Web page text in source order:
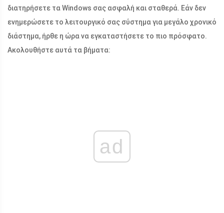
διατηρήσετε τα Windows σας ασφαλή και σταθερά. Εάν δεν
ενημερώσετε το λειτουργικό σας σύστημα για μεγάλο χρονικό
διάστημα, ήρθε η ώρα να εγκαταστήσετε το πιο πρόσφατο.
Ακολουθήστε αυτά τα βήματα:
ad